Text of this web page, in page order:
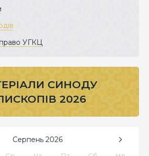
УГКЦ
СИНОДУ
2026
Серпень 2026